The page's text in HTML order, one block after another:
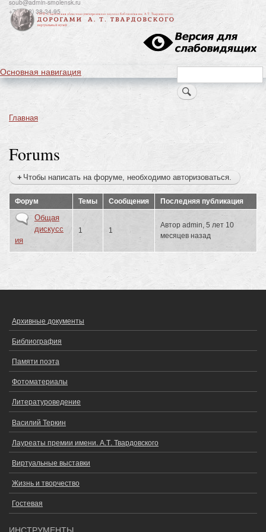
к
основному
содержанию
soub@admin-smolensk.ru
+7(4812) 38-34-95
Search
Основная навигация
Строка
Главная
Forums
Чтобы написать на форуме, необходимо авторизоваться.
Форум Темы Сообщения
Последняя публикация
Нет
новых
сообщений
Общая
дискусс
ия
1 1
Автор admin , 5 лет 10
месяцев назад
ОСНОВНОЕ
МЕНЮ
Архивные документы
Библиография
Памяти поэта
Фотоматериалы
Литературоведение
Василий Теркин
Лауреаты премии имени. А.Т. Твардовского
Виртуальные выставки
Жизнь и творчество
Гостевая
ИНСТРУМЕНТЫ